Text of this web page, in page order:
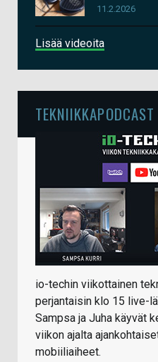
11.2.2026
Lisää videoita
TEKNIIKKAPODCAST
io-techin viikottainen
perjantaisin klo 15 live-
Sampsa ja Juha käyvät
viikon ajalta
mobiiliaiheet.